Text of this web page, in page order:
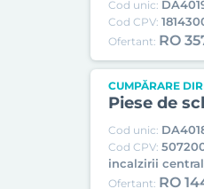
Cod unic:
Cod CPV:
Ofertant: RO
CUMPĂRARE
Piese de
Cod unic:
Cod CPV:
incalzirii
Ofertant: RO